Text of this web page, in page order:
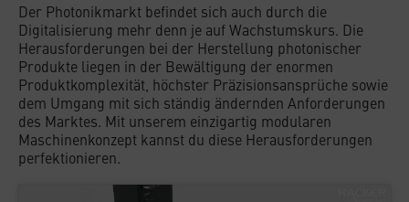
Der Photonikmarkt befindet sich auch durch die
Digitalisierung mehr denn je auf Wachstumskurs. Die
Herausforderungen bei der Herstellung photonischer
Produkte liegen in der Bewältigung der enormen
Produktkomplexität, höchster Präzisionsansprüche sowie
dem Umgang mit sich ständig ändernden Anforderungen
des Marktes. Mit unserem einzigartig modularen
Maschinenkonzept kannst du diese Herausforderungen
perfektionieren.